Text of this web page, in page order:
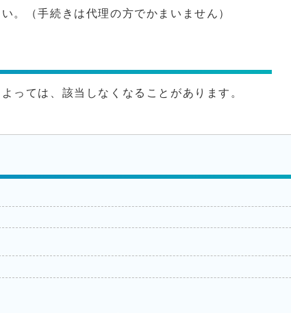
。（手続きは代理の方でかまいません）
っては、該当しなくなることがあります。